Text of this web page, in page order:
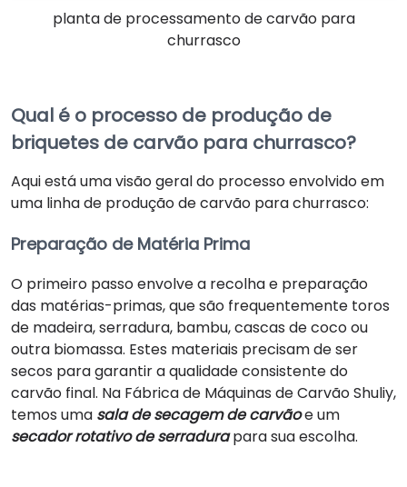
planta de processamento de carvão para
churrasco
Qual é o processo de produção de
briquetes de carvão para churrasco?
Aqui está uma visão geral do processo envolvido em
uma linha de produção de carvão para churrasco:
Preparação de Matéria Prima
O primeiro passo envolve a recolha e preparação
das matérias-primas, que são frequentemente toros
de madeira, serradura, bambu, cascas de coco ou
outra biomassa. Estes materiais precisam de ser
secos para garantir a qualidade consistente do
carvão final. Na Fábrica de Máquinas de Carvão Shuliy,
temos uma sala de secagem de carvãoe um
secador rotativo de serradurapara sua escolha.